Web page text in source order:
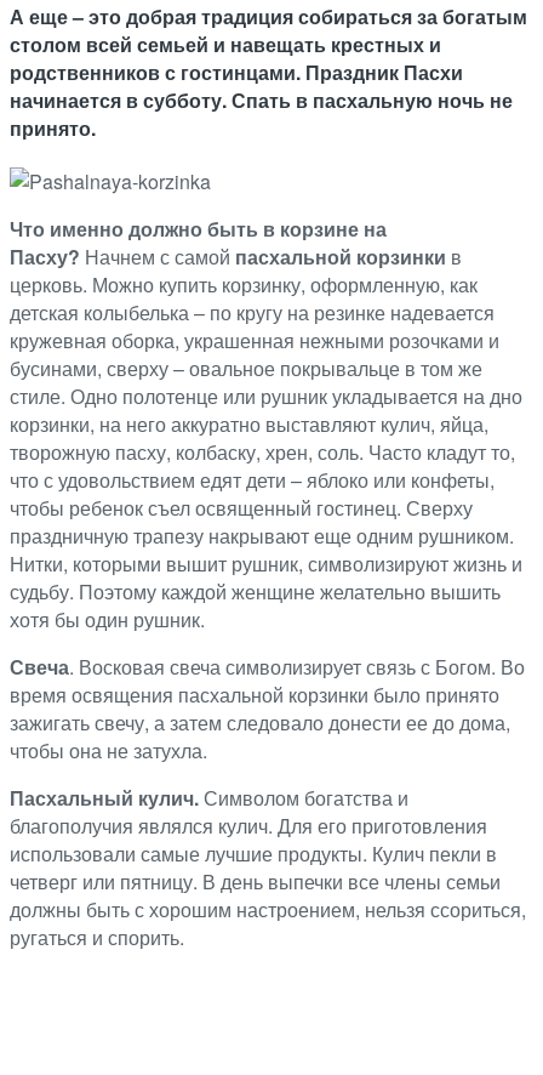
А еще – это добрая традиция собираться за богатым
столом всей семьей и навещать крестных и
родственников с гостинцами. Праздник Пасхи
начинается в субботу. Спать в пасхальную ночь не
принято.
Что именно должно быть в корзине на
Пасху? Начнем с самой пасхальной корзинки в
церковь. Можно купить корзинку, оформленную, как
детская колыбелька – по кругу на резинке надевается
кружевная оборка, украшенная нежными розочками и
бусинами, сверху – овальное покрывальце в том же
стиле. Одно полотенце или рушник укладывается на дно
корзинки, на него аккуратно выставляют кулич, яйца,
творожную пасху, колбаску, хрен, соль. Часто кладут то,
что с удовольствием едят дети – яблоко или конфеты,
чтобы ребенок съел освященный гостинец. Сверху
праздничную трапезу накрывают еще одним рушником.
Нитки, которыми вышит рушник, символизируют жизнь и
судьбу. Поэтому каждой женщине желательно вышить
хотя бы один рушник.
Свеча. Восковая свеча символизирует связь с Богом. Во
время освящения пасхальной корзинки было принято
зажигать свечу, а затем следовало донести ее до дома,
чтобы она не затухла.
Пасхальный кулич.Символом богатства и
благополучия являлся кулич. Для его приготовления
использовали самые лучшие продукты. Кулич пекли в
четверг или пятницу. В день выпечки все члены семьи
должны быть с хорошим настроением, нельзя ссориться,
ругаться и спорить.